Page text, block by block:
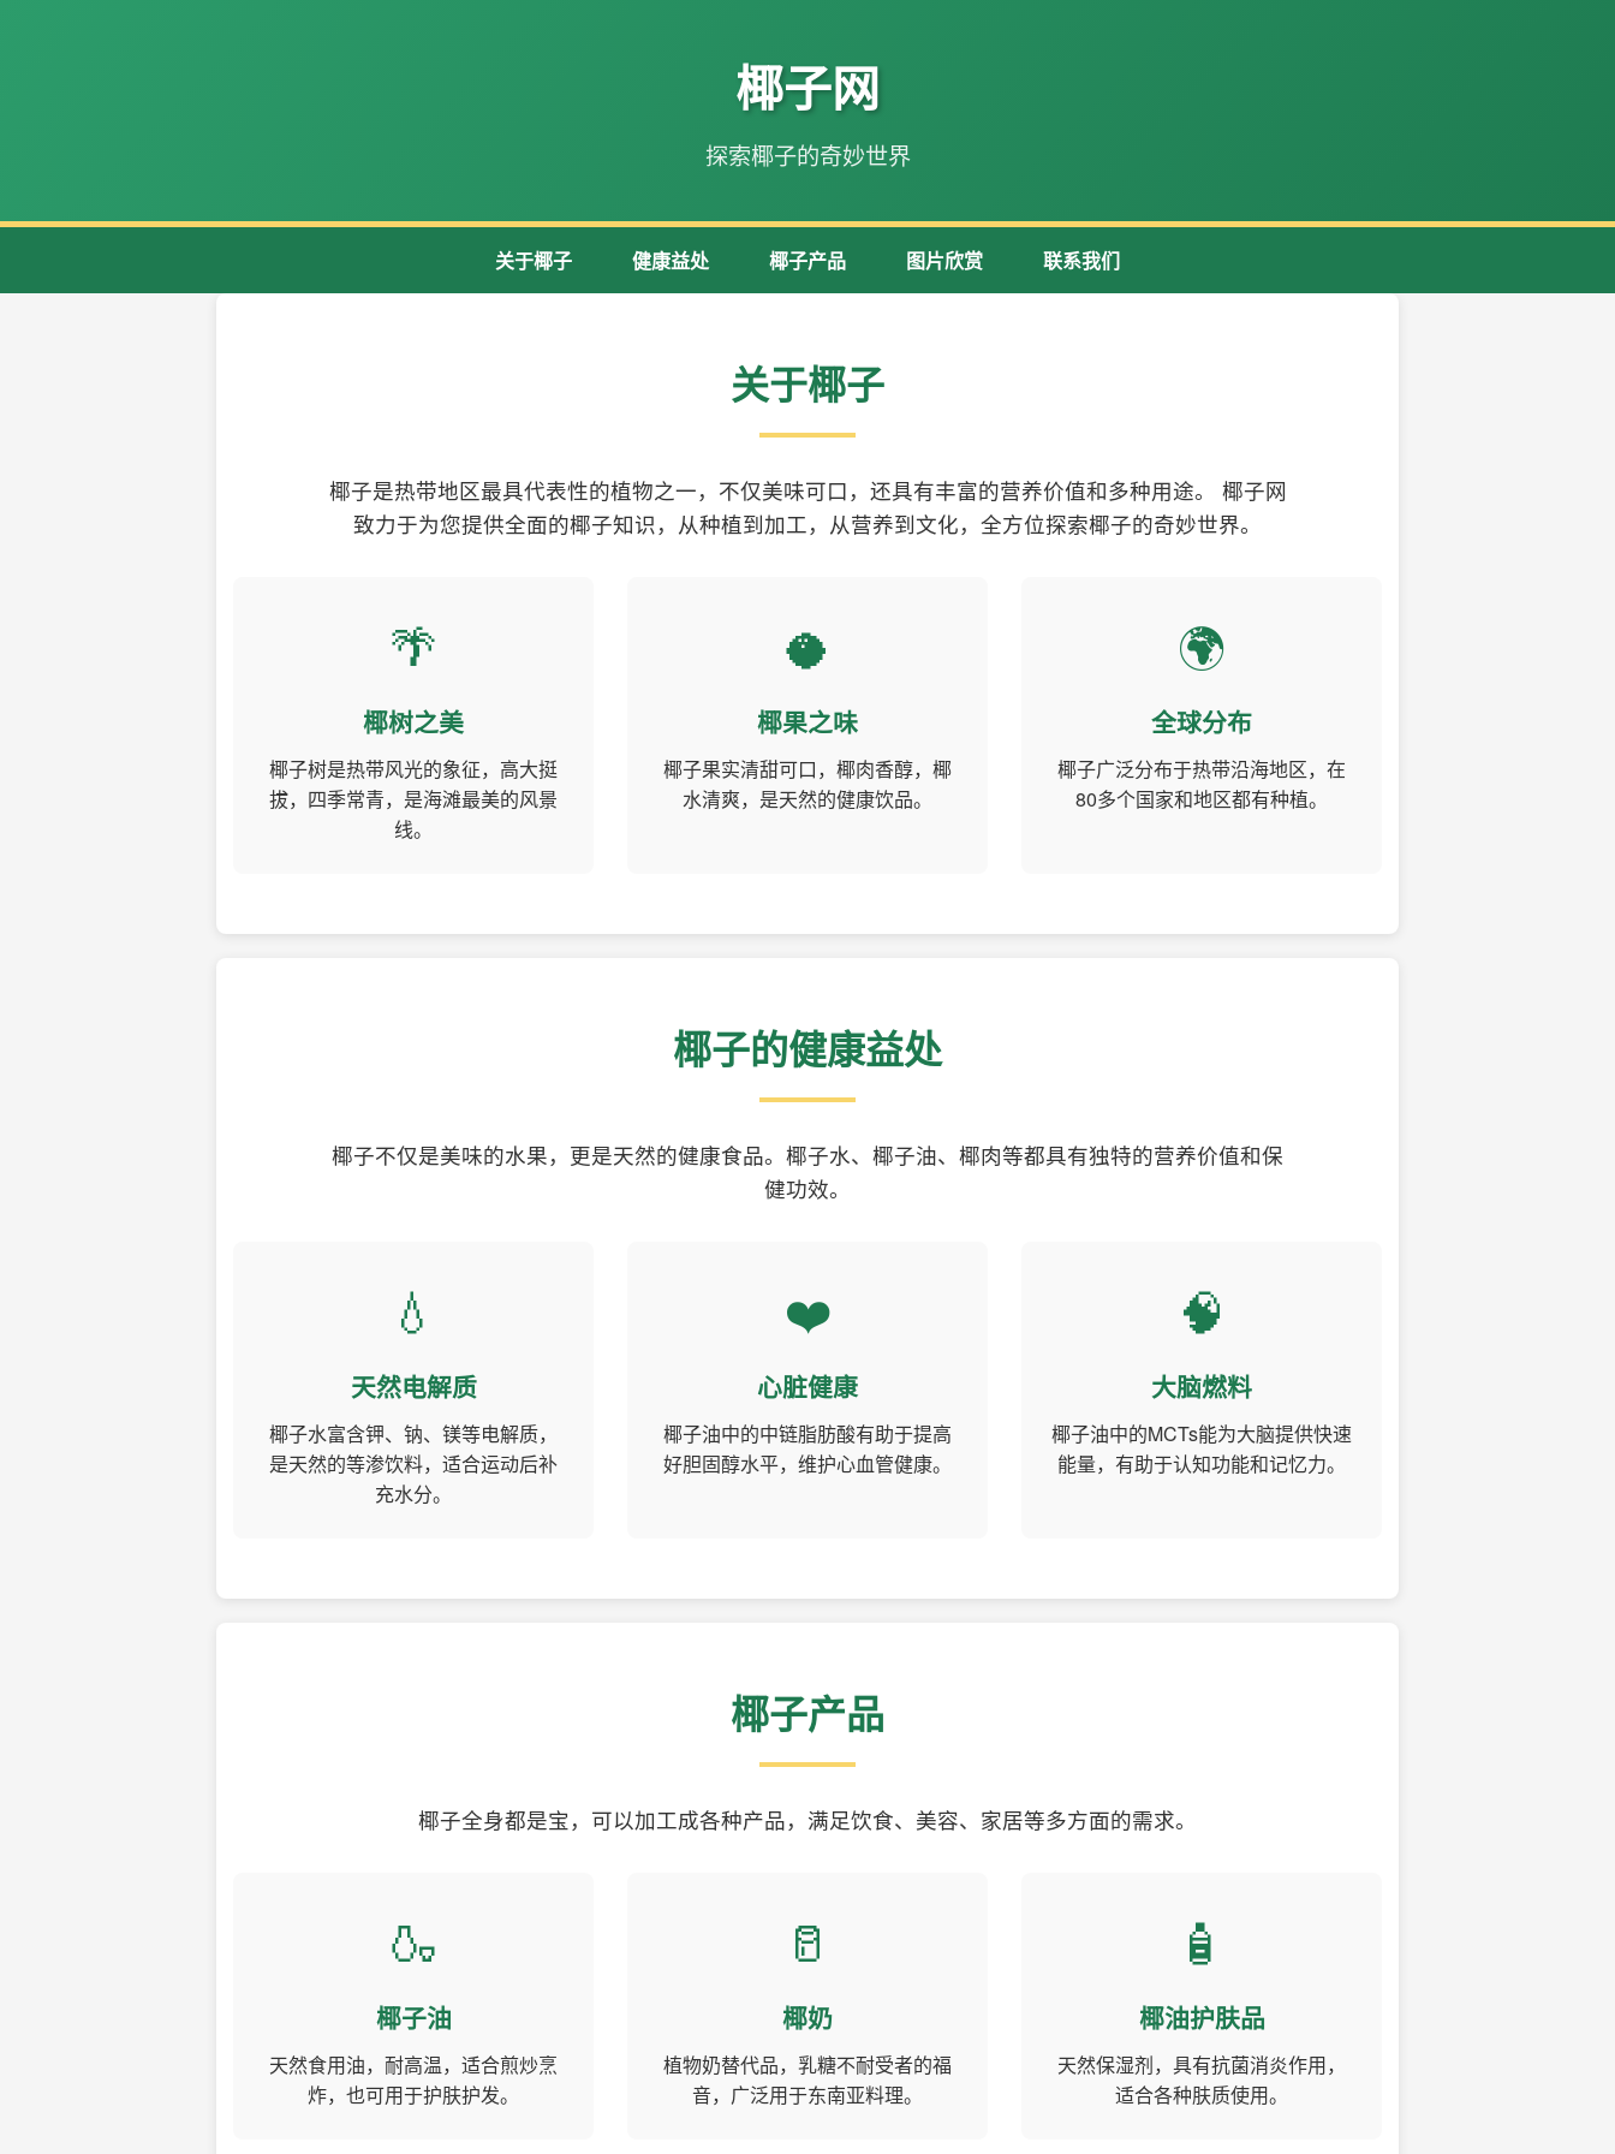
椰子网
探索椰子的奇妙世界
关于椰子 健康益处 椰子产品 图片欣赏 联系我们
关于椰子
椰子是热带地区最具代表性的植物之一，不仅美味可口，还具有丰富的营养价值和多种用途。 椰子网
致力于为您提供全面的椰子知识，从种植到加工，从营养到文化，全方位探索椰子的奇妙世界。
🌴
椰树之美
椰子树是热带风光的象征，高大挺
拔，四季常青，是海滩最美的风景
线。
🥥
椰果之味
椰子果实清甜可口，椰肉香醇，椰
水清爽，是天然的健康饮品。
🌍
全球分布
椰子广泛分布于热带沿海地区，在
80多个国家和地区都有种植。
椰子的健康益处
椰子不仅是美味的水果，更是天然的健康食品。椰子水、椰子油、椰肉等都具有独特的营养价值和保
健功效。
💧
天然电解质
椰子水富含钾、钠、镁等电解质，
是天然的等渗饮料，适合运动后补
充水分。
❤️
心脏健康
椰子油中的中链脂肪酸有助于提高
好胆固醇水平，维护心血管健康。
🧠
大脑燃料
椰子油中的MCTs能为大脑提供快速
能量，有助于认知功能和记忆力。
椰子产品
椰子全身都是宝，可以加工成各种产品，满足饮食、美容、家居等多方面的需求。
🍶
椰子油
天然食用油，耐高温，适合煎炒烹
炸，也可用于护肤护发。
🥛
椰奶
植物奶替代品，乳糖不耐受者的福
音，广泛用于东南亚料理。
🧴
椰油护肤品
天然保湿剂，具有抗菌消炎作用，
适合各种肤质使用。